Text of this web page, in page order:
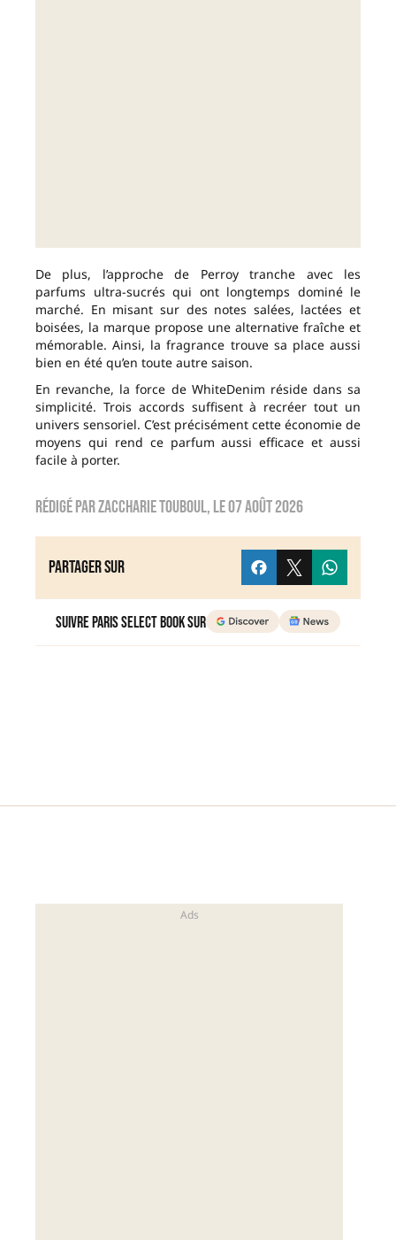
De plus, l’approche de Perroy tranche avec les
parfums ultra-sucrés qui ont longtemps dominé le
marché. En misant sur des notes salées, lactées et
boisées, la marque propose une alternative fraîche et
mémorable. Ainsi, la fragrance trouve sa place aussi
bien en été qu’en toute autre saison.
En revanche, la force de WhiteDenim réside dans sa
simplicité. Trois accords suffisent à recréer tout un
univers sensoriel. C’est précisément cette économie de
moyens qui rend ce parfum aussi efficace et aussi
facile à porter.
Rédigé parzaccharie touboul, le07 août 2026
Partager sur
Suivre Paris Select Book sur